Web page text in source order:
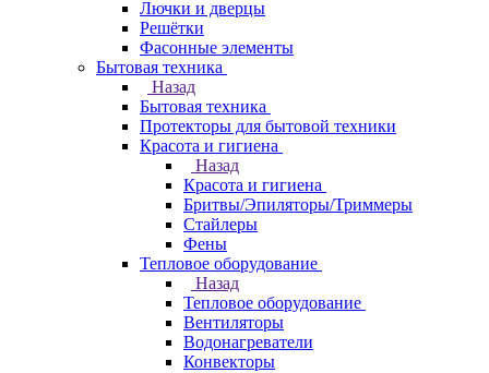
Лючки и дверцы
Решётки
Фасонные элементы
Бытовая техника
Назад
Бытовая техника
Протекторы для бытовой техники
Красота и гигиена
Назад
Красота и гигиена
Бритвы/Эпиляторы/Триммеры
Стайлеры
Фены
Тепловое оборудование
Назад
Тепловое оборудование
Вентиляторы
Водонагреватели
Конвекторы